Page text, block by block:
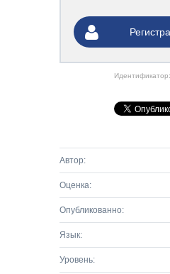
Идентификатор:
Автор:
Оценка:
Опубликованно:
Язык:
Уровень: